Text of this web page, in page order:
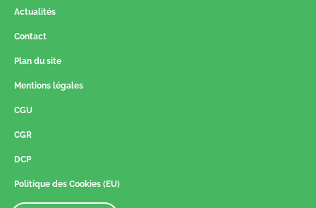
Actualités
Contact
Plan du site
Mentions légales
CGU
CGR
DCP
Politique des Cookies (EU)